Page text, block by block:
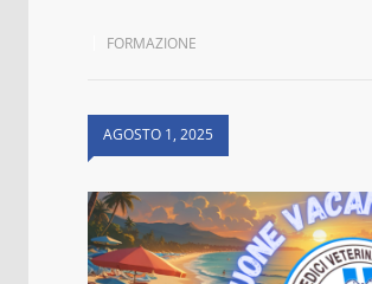
FORMAZIONE
AGOSTO 1, 2025